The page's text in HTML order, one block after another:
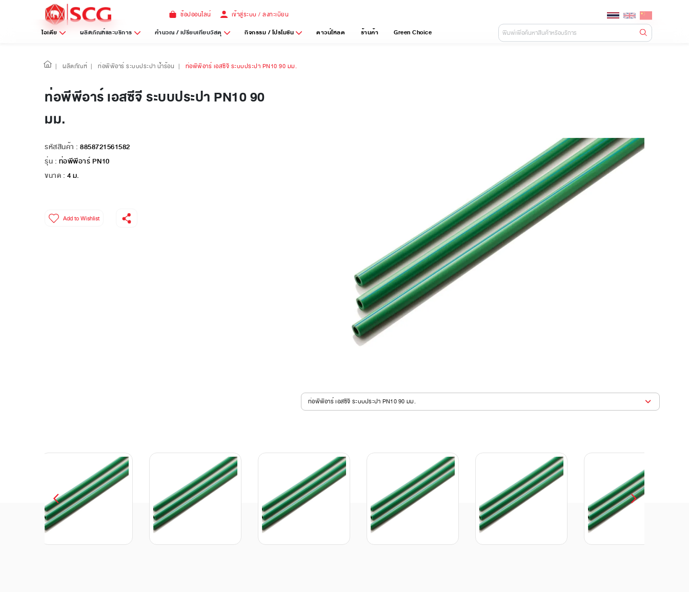
ช้อปออนไลน์ เข้าสู่ระบบ / ลงทะเบียน
ไอเดีย ผลิตภัณฑ์และบริการ คำนวณ / เปรียบเทียบวัสดุ กิจกรรม / โปรโมชัน ดาวน์โหลด ร้านค้า Green Choice
| ผลิตภัณฑ์ | ท่อพีพีอาร์ ระบบประปา น้ำร้อน | ท่อพีพีอาร์ เอสซีจี ระบบประปา PN10 90 มม.
ท่อพีพีอาร์ เอสซีจี ระบบประปา PN10 90
มม.
รหัสสินค้า : 8858721561582
รุ่น : ท่อพีพีอาร์ PN10
ขนาด : 4 ม.
Add to Wishlist
ท่อพีพีอาร์ เอสซีจี ระบบประปา PN10 90 มม.